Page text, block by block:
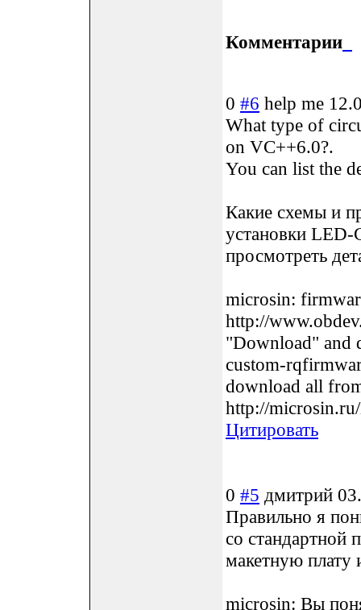
Комментарии
0 #6 help me
What type of
on VC++6.0?.
You can list the
Какие схемы и
установки
просмотреть
microsin:
http://
"Download" and
custom-
download all
http://
Цитировать
0 #5 дмитрий
Правильно я
со стандартной
макетную плату
microsin: Вы